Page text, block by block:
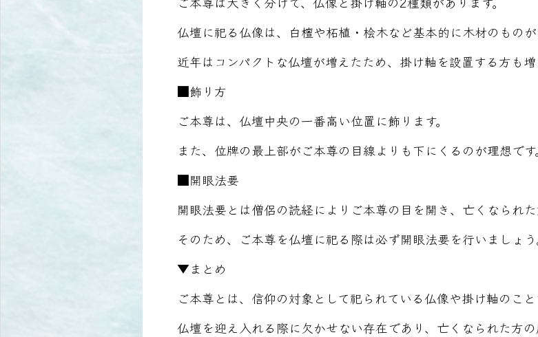
仏壇に祀る仏像は、白檀や柘植・桧木など基本的に木材のものが
近年はコンパクトな仏壇が増えたため、掛け軸を設置する方も増
■飾り方
ご本尊は、仏壇中央の一番高い位置に飾ります。
また、位牌の最上部がご本尊の目線よりも下にくるのが理想です。
■開眼法要
開眼法要とは僧侶の読経によりご本尊の目を開き、亡くなられた
そのため、ご本尊を仏壇に祀る際は必ず開眼法要を行いましょう
▼まとめ
ご本尊とは、信仰の対象として祀られている仏像や掛け軸のこと
仏壇を迎え入れる際に欠かせない存在であり、亡くなられた方の